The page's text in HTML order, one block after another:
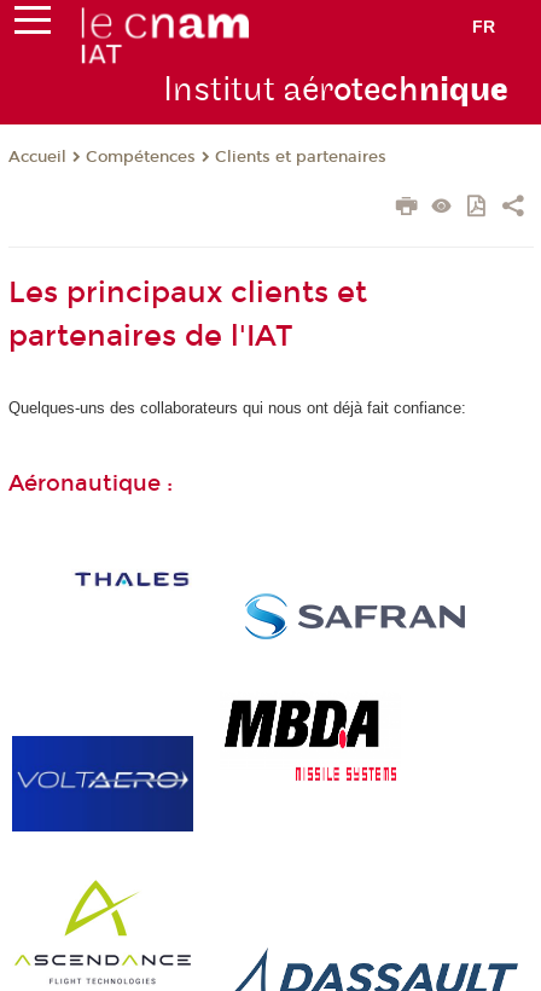
FR
Institut aérotechnique
Accueil Compétences Clients et partenaires
Les principaux clients et
partenaires de l'IAT
Quelques-uns des collaborateurs qui nous ont déjà fait confiance:
Aéronautique :